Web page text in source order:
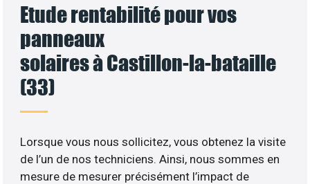
Etude rentabilité pour vos
panneaux
solaires à Castillon-la-bataille
(33)
Lorsque vous nous sollicitez, vous obtenez la visite
de l’un de nos techniciens. Ainsi, nous sommes en
mesure de mesurer précisément l’impact de